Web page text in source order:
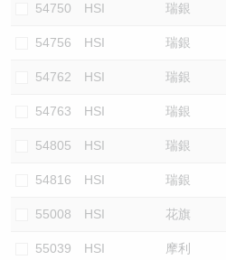
54750 HSI 瑞銀
54756 HSI 瑞銀
54762 HSI 瑞銀
54763 HSI 瑞銀
54805 HSI 瑞銀
54816 HSI 瑞銀
55008 HSI 花旗
55039 HSI 摩利